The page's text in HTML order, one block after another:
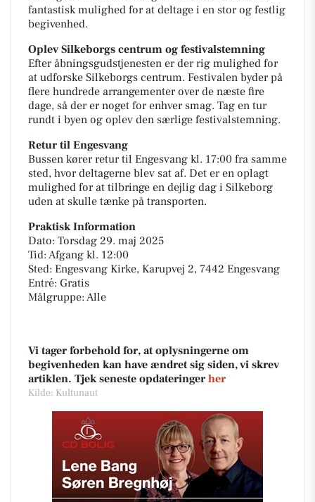
fantastisk mulighed for at deltage i en stor og festlig
begivenhed.
Oplev Silkeborgs centrum og festivalstemning
Efter åbningsgudstjenesten er der rig mulighed for
at udforske Silkeborgs centrum. Festivalen byder på
flere hundrede arrangementer over de næste fire
dage, så der er noget for enhver smag. Tag en tur
rundt i byen og oplev den særlige festivalstemning.
Retur til Engesvang
Bussen kører retur til Engesvang kl. 17:00 fra samme
sted, hvor deltagerne blev sat af. Det er en oplagt
mulighed for at tilbringe en dejlig dag i Silkeborg
uden at skulle tænke på transporten.
Praktisk Information
Dato: Torsdag 29. maj 2025
Tid: Afgang kl. 12:00
Sted: Engesvang Kirke, Karupvej 2, 7442 Engesvang
Entré: Gratis
Målgruppe: Alle
Vi tager forbehold for, at oplysningerne om
begivenheden kan have ændret sig siden, vi skrev
artiklen. Tjek seneste opdateringer her
Kilde: Kultunaut